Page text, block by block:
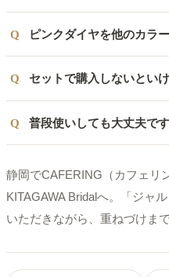
ピンクダイヤを他のカラ
セットで購入しないとい
普段使いしても大丈夫で
静岡でCAFERING（カフェリ
KITAGAWA Bridalへ。「ジャ
いただきながら、重ねづけま